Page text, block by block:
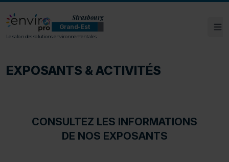
ENVIROpro Grand-Est - Strasbourg
Strasbourg
Grand-Est
Le salon des solutions environnementales
EXPOSANTS & ACTIVITÉS
CONSULTEZ LES INFORMATIONS
DE NOS EXPOSANTS